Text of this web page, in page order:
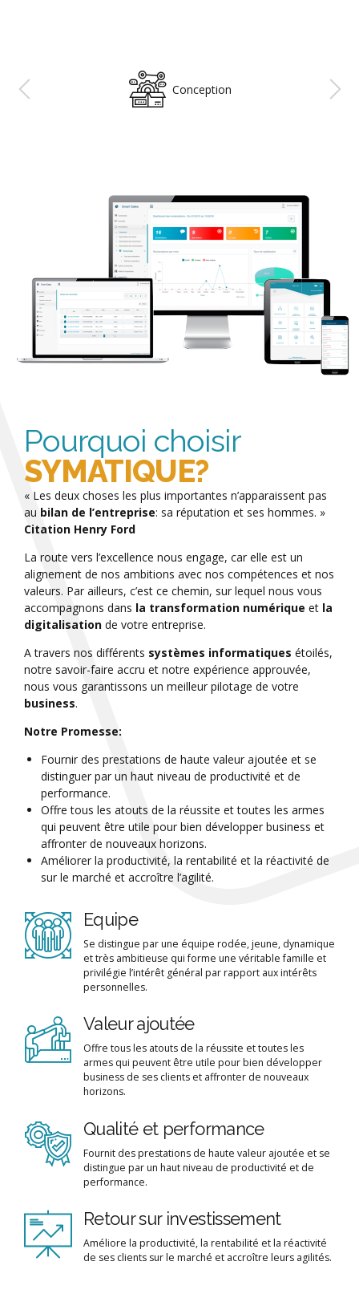
Planification
Pourquoi choisir
SYMATIQUE?
« Les deux choses les plus importantes n’apparaissent pas
au bilan de l’entreprise: sa réputation et ses hommes. »
Citation Henry Ford
La route vers l’excellence nous engage, car elle est un
alignement de nos ambitions avec nos compétences et nos
valeurs. Par ailleurs, c’est ce chemin, sur lequel nous vous
accompagnons dans la transformation numérique et la
digitalisation de votre entreprise.
A travers nos différents systèmes informatiques étoilés,
notre savoir-faire accru et notre expérience approuvée,
nous vous garantissons un meilleur pilotage de votre
business.
Notre Promesse:
Fournir des prestations de haute valeur ajoutée et se
distinguer par un haut niveau de productivité et de
performance.
Offre tous les atouts de la réussite et toutes les armes
qui peuvent être utile pour bien développer business et
affronter de nouveaux horizons.
Améliorer la productivité, la rentabilité et la réactivité de
sur le marché et accroître l’agilité.
Equipe
Se distingue par une équipe rodée, jeune, dynamique
et très ambitieuse qui forme une véritable famille et
privilégie l’intérêt général par rapport aux intérêts
personnelles.
Valeur ajoutée
Offre tous les atouts de la réussite et toutes les
armes qui peuvent être utile pour bien développer
business de ses clients et affronter de nouveaux
horizons.
Qualité et performance
Fournit des prestations de haute valeur ajoutée et se
distingue par un haut niveau de productivité et de
performance.
Retour sur investissement
Améliore la productivité, la rentabilité et la réactivité
de ses clients sur le marché et accroître leurs agilités.